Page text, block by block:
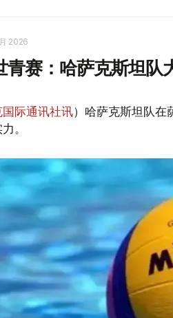
2026
青赛：哈萨克斯坦队
国际通讯社讯）哈萨克斯坦队在
。